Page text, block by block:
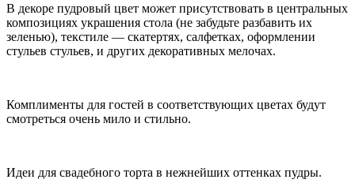
В декоре пудровый цвет может присутствовать в центральных
композициях украшения стола (не забудьте разбавить их
зеленью), текстиле — скатертях, салфетках, оформлении
стульев стульев, и других декоративных мелочах.
Комплименты для гостей в соответствующих цветах будут
смотреться очень мило и стильно.
Идеи для свадебного торта в нежнейших оттенках пудры.